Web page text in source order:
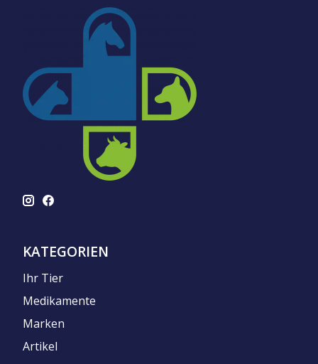
KATEGORIEN
Ihr Tier
Medikamente
Marken
Artikel